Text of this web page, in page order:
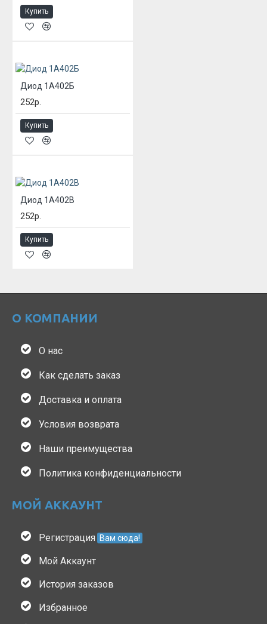
Купить
Диод 1А402Б
252р.
Купить
Диод 1А402В
252р.
Купить
О КОМПАНИИ
О нас
Как сделать заказ
Доставка и оплата
Условия возврата
Наши преимущества
Политика конфиденциальности
МОЙ АККАУНТ
Регистрация Вам сюда!
Мой Аккаунт
История заказов
Избранное